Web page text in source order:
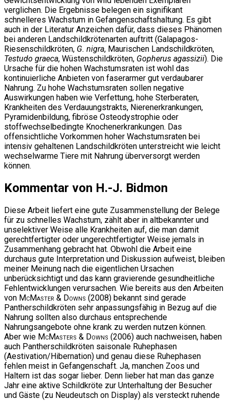
verglichen. Die Ergebnisse belegen ein signifikant
schnelleres Wachstum in Gefangenschaftshaltung. Es gibt
auch in der Literatur Anzeichen dafür, dass dieses Phänomen
bei anderen Landschildkrötenarten auftritt (Galapagos-
Riesenschildkröten, G. nigra, Maurischen Landschildkröten,
Testudo graeca, Wüstenschildkröten, Gopherus agassizii). Die
Ursache für die hohen Wachstumsraten ist wohl das
kontinuierliche Anbieten von faserarmer gut verdaubarer
Nahrung. Zu hohe Wachstumsraten sollen negative
Auswirkungen haben wie Verfettung, hohe Sterberaten,
Krankheiten des Verdauungstrakts, Nierenerkrankungen,
Pyramidenbildung, fibröse Osteodystrophie oder
stoffwechselbedingte Knochenerkrankungen. Das
offensichtliche Vorkommen hoher Wachstumsraten bei
intensiv gehaltenen Landschildkröten unterstreicht wie leicht
wechselwarme Tiere mit Nahrung überversorgt werden
können.
Kommentar von H.-J. Bidmon
Diese Arbeit liefert eine gute Zusammenstellung der Belege
für zu schnelles Wachstum, zählt aber in altbekannter und
unselektiver Weise alle Krankheiten auf, die man damit
gerechtfertigter oder ungerechtfertigter Weise jemals in
Zusammenhang gebracht hat. Obwohl die Arbeit eine
durchaus gute Interpretation und Diskussion aufweist, bleiben
meiner Meinung nach die eigentlichen Ursachen
unberücksichtigt und das kann gravierende gesundheitliche
Fehlentwicklungen verursachen. Wie bereits aus den Arbeiten
von McMaster & Downs (2008) bekannt sind gerade
Pantherschildkröten sehr anpassungsfähig in Bezug auf die
Nahrung sollten also durchaus entsprechende
Nahrungsangebote ohne krank zu werden nutzen können.
Aber wie McMasters & Downs (2006) auch nachweisen, haben
auch Pantherschildkröten saisonale Ruhephasen
(Aestivation/Hibernation) und genau diese Ruhephasen
fehlen meist in Gefangenschaft. Ja, manchen Zoos und
Haltern ist das sogar lieber. Denn lieber hat man das ganze
Jahr eine aktive Schildkröte zur Unterhaltung der Besucher
und Gäste (zu Neudeutsch on Display) als versteckt ruhende